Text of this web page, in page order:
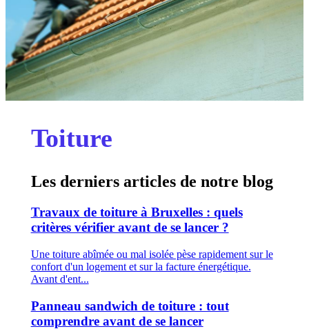
Toiture
Les derniers articles de notre blog
Travaux de toiture à Bruxelles : quels
critères vérifier avant de se lancer ?
Une toiture abîmée ou mal isolée pèse rapidement sur le
confort d'un logement et sur la facture énergétique.
Avant d'ent...
Panneau sandwich de toiture : tout
comprendre avant de se lancer